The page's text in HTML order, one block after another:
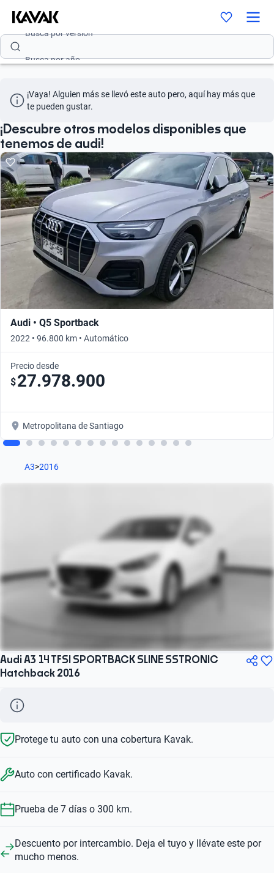
Busca por versión
¡Vaya! Alguien más se llevó este auto pero, aquí hay más que
te pueden gustar.
¡Descubre otros modelos disponibles que
tenemos de audi!
Audi • Q5 Sportback
2022 • 96.800 km • Automático
Precio desde
$27.978.900
Metropolitana de Santiago
A3>2016
Audi A3 14 TFSI SPORTBACK SLINE SSTRONIC
Hatchback 2016
Protege tu auto con una cobertura Kavak.
Auto con certificado Kavak.
Prueba de 7 días o 300 km.
Descuento por intercambio. Deja el tuyo y llévate este por
mucho menos.